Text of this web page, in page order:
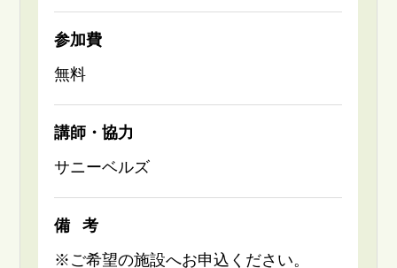
参加費
無料
講師・協力
サニーベルズ
備考
※ご希望の施設へお申込ください。